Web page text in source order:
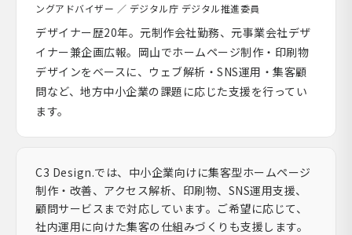
ングアドバイザー ／ デジタル庁 デジタル推進委員
デザイナー歴20年。元制作会社勤務、元事業会社デザ
イナー兼企画広報。岡山でホームページ制作・印刷物
デザインをベースに、ウェブ解析・SNS運用・集客顧
問など、地方中小企業の課題に応じた支援を行ってい
ます。
C3 Design.では、中小企業向けに集客型ホームページ
制作・改善、アクセス解析、印刷物、SNS運用支援、
顧問サービスまで対応しています。ご希望に応じて、
社内運用に向けた集客の仕組みづくりも支援します。